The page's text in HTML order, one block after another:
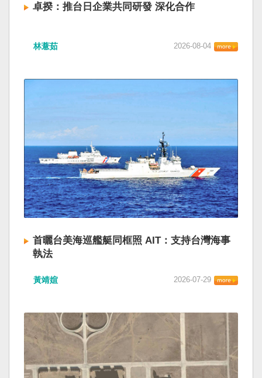
卓揆：推台日企業共同研發 深化合作
林薏茹 2026-08-04
首曬台美海巡艦艇同框照 AIT：支持台灣海事
執法
黃靖媗 2026-07-29